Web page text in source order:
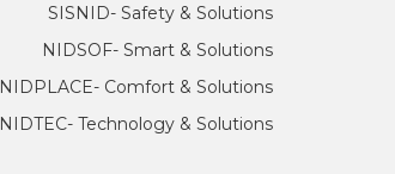
SISNID- Safety & Solutions
NIDSOF- Smart & Solutions
NIDPLACE- Comfort & Solutions
NIDTEC- Technology & Solutions